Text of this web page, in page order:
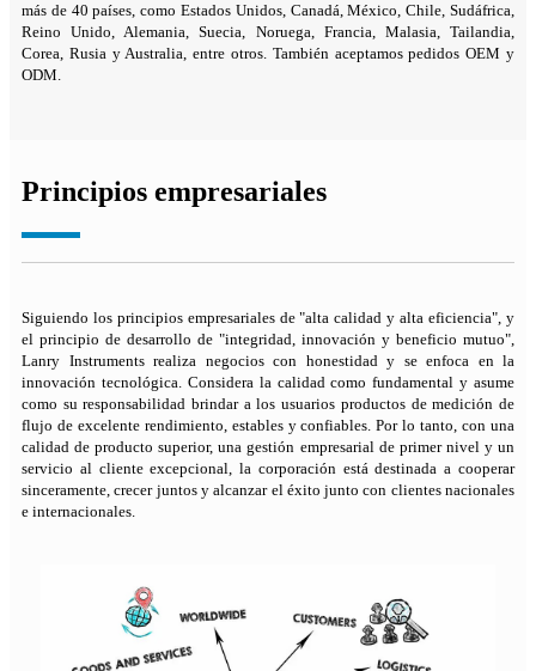
más de 40 países, como Estados Unidos, Canadá, México, Chile, Sudáfrica,
Reino Unido, Alemania, Suecia, Noruega, Francia, Malasia, Tailandia,
Corea, Rusia y Australia, entre otros. También aceptamos pedidos OEM y
ODM.
Principios empresariales
Siguiendo los principios empresariales de "alta calidad y alta eficiencia", y
el principio de desarrollo de "integridad, innovación y beneficio mutuo",
Lanry Instruments realiza negocios con honestidad y se enfoca en la
innovación tecnológica. Considera la calidad como fundamental y asume
como su responsabilidad brindar a los usuarios productos de medición de
flujo de excelente rendimiento, estables y confiables. Por lo tanto, con una
calidad de producto superior, una gestión empresarial de primer nivel y un
servicio al cliente excepcional, la corporación está destinada a cooperar
sinceramente, crecer juntos y alcanzar el éxito junto con clientes nacionales
e internacionales.